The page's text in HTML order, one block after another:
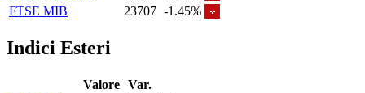
FTSE MIB
23707 -1.45%
Indici Esteri
Valore Var.